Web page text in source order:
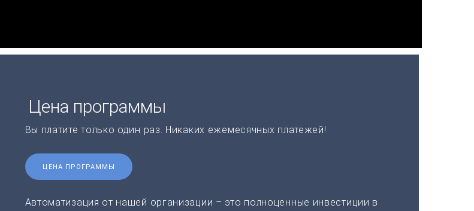
Цена программы
Вы платите только один раз. Никаких ежемесячных платежей!
ЦЕНА ПРОГРАММЫ
Автоматизация от нашей организации – это полноценные инвестиции в